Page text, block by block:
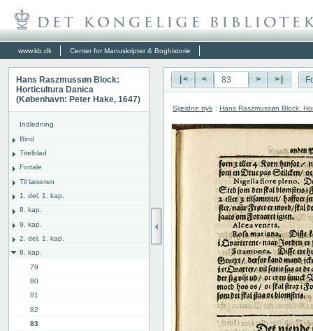
www.kb.dk Center for Manuskripter & Boghistorie
Hans Raszmussøn Block:
Horticultura Danica
(København: Peter Hake, 1647)
Indledning
Bind
Titelblad
Fortale
Til læseren
1. del, 1. kap.
8. kap.
9. kap.
2. del, 1. kap.
8. kap.
79
80
81
82
83
|< < > >|
Sjældne tryk : Hans Raszmussøn Block: